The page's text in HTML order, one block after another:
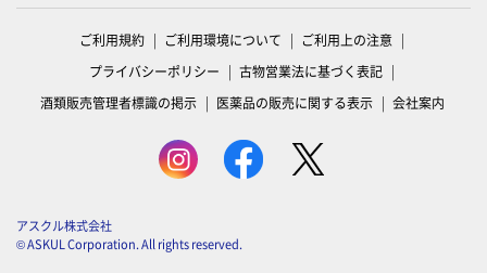
ご利用規約 ご利用環境について
ご利用上の注意
プライバシーポリシー
古物営業法に基づく表記
酒類販売管理者標識の掲示
医薬品の販売に関する表示 会社案内
アスクル株式会社
© ASKUL Corporation. All rights reserved.